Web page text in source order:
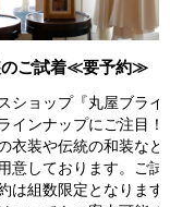
のご試着≪要予約≫
ショップ『丸屋ブライ
インナップにご注目！
衣装や伝統の和装など
意しております。ご試
は組数限定となります